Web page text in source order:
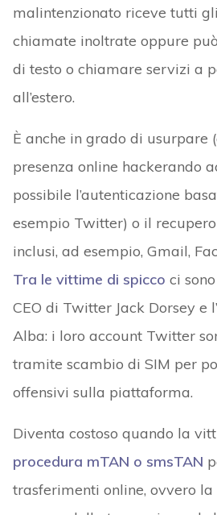
malintenzionato riceve tutti
chiamate inoltrate oppure
di testo o chiamare servizi a
all’estero.
È anche in grado di usurpare
presenza online hackerando
possibile l’autenticazione
esempio Twitter) o il
inclusi, ad esempio, Gmail,
Tra le vittime di spicco ci
CEO di Twitter Jack Dorsey e
Alba: i loro account Twitter
tramite scambio di SIM per
offensivi sulla piattaforma.
Diventa costoso quando la
procedura mTAN o smsTAN
trasferimenti online, ovvero